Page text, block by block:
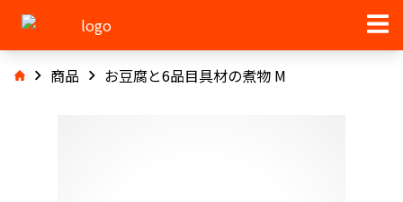
商品 お豆腐と6品目具材の煮物 M